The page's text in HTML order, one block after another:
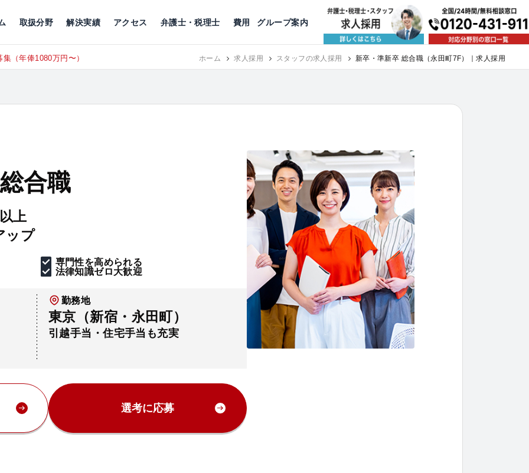
取扱分野
公益活動
解決実績 アクセス
京都 神戸 福岡
弁護士・税理士 費用 グループ案内
（年俸1080万円〜） RECRUIT 東京にて、相談予約スタッフ募集（月給38万以上）
合職
上
ップ
専門性を高められる
法律知識ゼロ大歓迎
勤務地
東京（新宿・永田町）
引越手当・住宅手当も充実
選考に応募
ホーム 求人採用 スタッフの求人採用 新卒・準新卒 総合職（永田町7F）｜求人採用